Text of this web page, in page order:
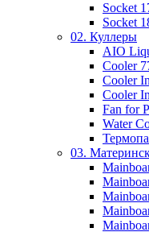
Socket
Socket
02. Куллеры
AIO
Cooler
Cooler
Cooler
Fan for
Water
03.